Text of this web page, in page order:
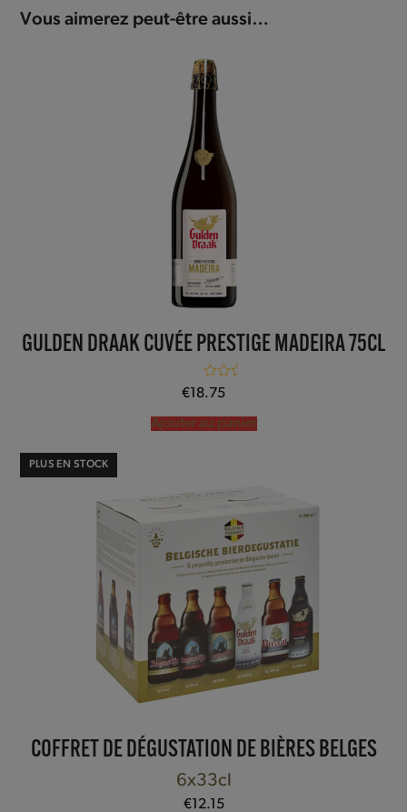
Vous aimerez peut-être aussi…
GULDEN DRAAK CUVÉE PRESTIGE MADEIRA 75CL
Note
sur 5
€ 18.75
Ajouter au panier
PLUS EN STOCK
COFFRET DE DÉGUSTATION DE BIÈRES BELGES
6x33cl
€12.15